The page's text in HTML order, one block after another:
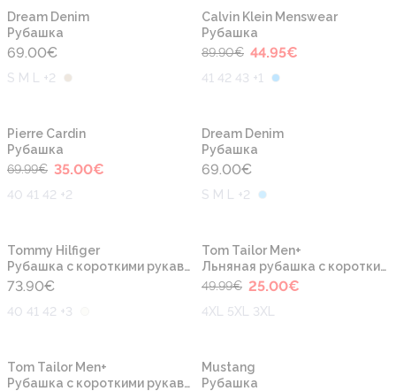
Dream Denim
Рубашка
69.00€
S M L +2
-50%
Calvin Klein Menswear
Рубашка
89.90€ 44.95€
41 42 43 +1
-50%
Pierre Cardin
Рубашка
69.99€ 35.00€
40 41 42 +2
Dream Denim
Рубашка
69.00€
S M L +2
Tommy Hilfiger
Рубашка с короткими рукавами
73.90€
40 41 42 +3
-50%
Tom Tailor Men+
Льняная рубашка с короткими рукавами
49.99€ 25.00€
4XL 5XL 3XL
-50%
Tom Tailor Men+
Рубашка с короткими рукавами
-50%
Mustang
Рубашка